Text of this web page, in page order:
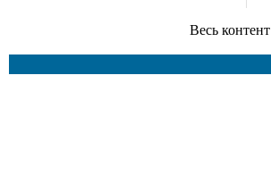
Весь контент доступний за